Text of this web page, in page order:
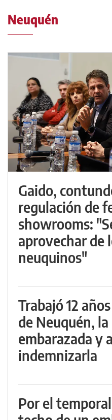
Neuquén
Gaido,
regulación de
showrooms:
aprovechar de
neuquinos"
Trabajó 12
de Neuquén,
embarazada y
indemnizarla
Por el